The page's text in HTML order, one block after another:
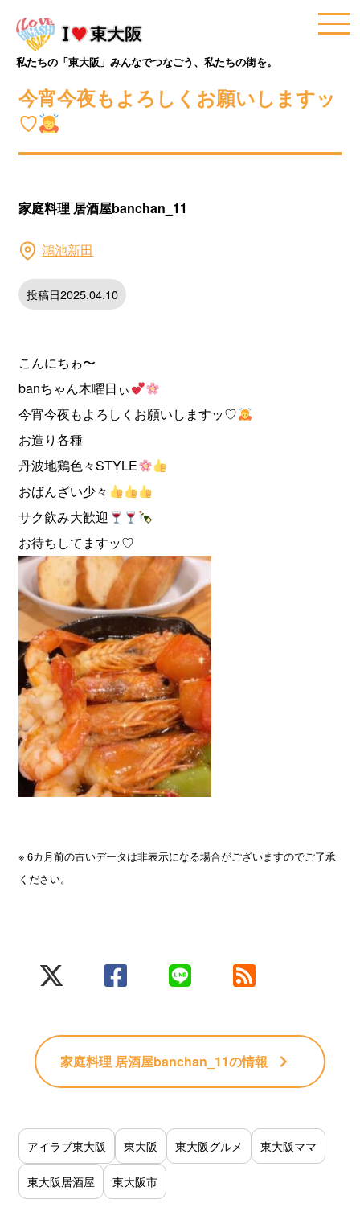
私たちの「東大阪」みんなでつなごう、私たちの街を。
今宵今夜もよろしくお願いしますッ
♡
家庭料理 居酒屋banchan_11
鴻池新田
投稿日2025.04.10
こんにちゎ〜
banちゃん木曜日ぃ
今宵今夜もよろしくお願いしますッ♡
お造り各種
丹波地鶏色々STYLE
おばんざい少々
サク飲み大歓迎
お待ちしてますッ♡
※ 6カ月前の古いデータは非表示になる場合がございますのでご了承
ください。
家庭料理 居酒屋banchan_11の情報
アイラブ東大阪 東大阪 東大阪グルメ 東大阪ママ
東大阪居酒屋 東大阪市